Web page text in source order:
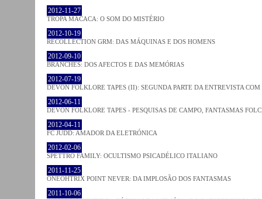
2012-11-27
TROPA MACACA: O SOM DO MISTÉRIO
2012-10-19
RECOLLECTION GRM: DAS MÁQUINAS E DOS HOMENS
2012-09-10
BRANCHES: DOS AFECTOS E DAS MEMÓRIAS
2012-07-19
DEVON FOLKLORE TAPES (II): SEGUNDA PARTE DA ENTREVISTA
2012-06-11
DEVON FOLKLORE TAPES - PESQUISAS DE CAMPO, FANTASMAS
2012-04-11
FC JUDD: AMADOR DA ELETRÓNICA
2012-02-06
SPETTRO FAMILY: OCULTISMO PSICADÉLICO ITALIANO
2011-11-25
ONEOHTRIX POINT NEVER: DA IMPLOSÃO DOS FANTASMAS
2011-10-06